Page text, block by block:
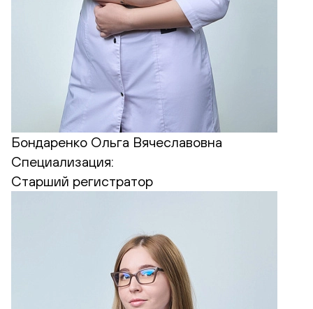
Бондаренко Ольга Вячеславовна
Специализация:
Старший регистратор